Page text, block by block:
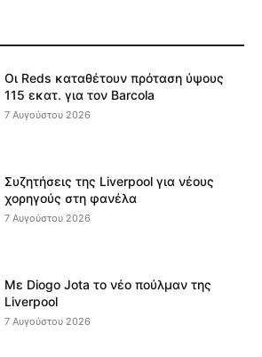
Οι Reds καταθέτουν πρόταση ύψους
115 εκατ. για τον Barcola
7 Αυγούστου 2026
Συζητήσεις της Liverpool για νέους
χορηγούς στη φανέλα
7 Αυγούστου 2026
Με Diogo Jota το νέο πούλμαν της
Liverpool
7 Αυγούστου 2026